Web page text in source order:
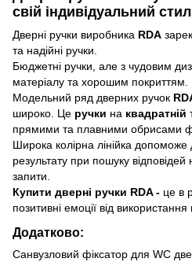
свій індивідуальний
Дверні ручки виробника RDA
та надійні ручки.
Бюджетні ручки, але з чудовим
матеріалу та хорошим покриттям.
Модельний ряд дверних ручок
широко. Це ручки на квадратній
прямими та плавними обрисами
Широка колірна лінійка допоможе
результату при пошуку відповідей
запити.
Купити дверні ручки RDA - це в
позитивні емоції від
Додатково:
Санвузловий фіксатор для WC